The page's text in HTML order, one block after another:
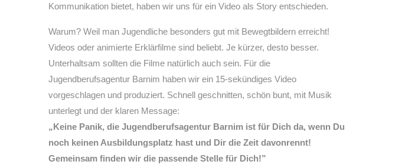
Kommunikation bietet, haben wir uns für ein Video als Story entschieden.
Warum? Weil man Jugendliche besonders gut mit Bewegtbildern erreicht!
Videos oder animierte Erklärfilme sind beliebt. Je kürzer, desto besser.
Unterhaltsam sollten die Filme natürlich auch sein. Für die
Jugendberufsagentur Barnim haben wir ein 15-sekündiges Video
vorgeschlagen und produziert. Schnell geschnitten, schön bunt, mit Musik
unterlegt und der klaren Message:
„Keine Panik, die Jugendberufsagentur Barnim ist für Dich da, wenn Du
noch keinen Ausbildungsplatz hast und Dir die Zeit davonrennt!
Gemeinsam finden wir die passende Stelle für Dich!”